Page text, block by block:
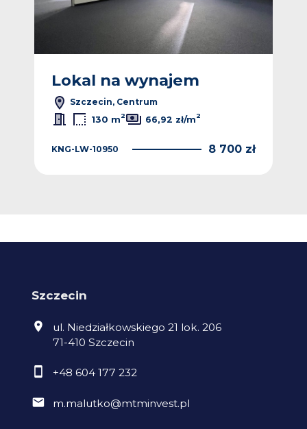
Lokal na wynajem
Szczecin, Centrum
130 m2 66,92 zł/m2
KNG-LW-10950 8 700 zł
Szczecin
ul. Niedziałkowskiego 21 lok. 206
71-410 Szczecin
+48 604 177 232
m.malutko@mtminvest.pl